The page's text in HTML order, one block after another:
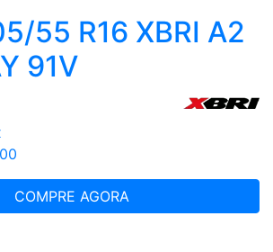
55 R16 XBRI A2
91V
COMPRE AGORA